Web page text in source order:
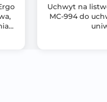
Uchwyt na
MC-994 do